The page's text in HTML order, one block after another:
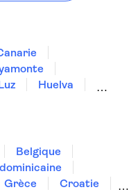
Huelva
Belgique
Grèce
Croatie